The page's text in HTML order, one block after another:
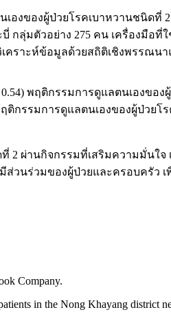
องของผู้ป่วยโรคเบาหวานชนิด
กลุ่มตัวอย่าง 275 คน เครื่องมื
เคราะห์ข้อมูลด้วยสถิติเชิงพร
พฤติกรรมการดูแลตนเองขอ
กรรมการดูแลตนเองของผู้ป่วย
ผ่านกิจกรรมที่เสริมความมั่นใ
วนร่วมของผู้ป่วยและครอบครัว
Company.
in the Nong Khayang